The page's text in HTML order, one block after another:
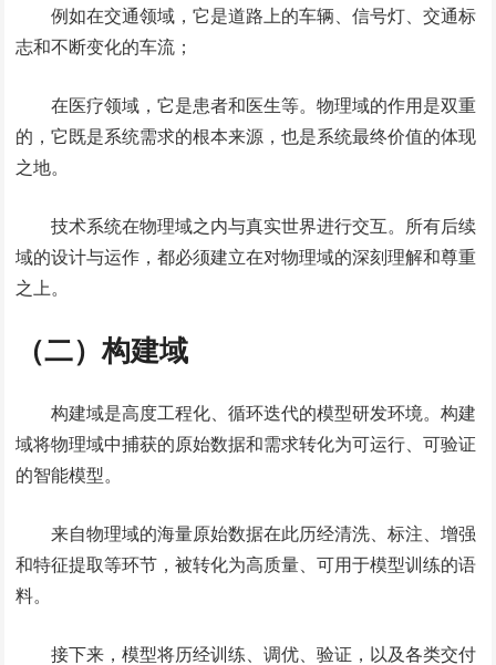
例如在交通领域，它是道路上的车辆、信号灯、交通标
志和不断变化的车流；
在医疗领域，它是患者和医生等。物理域的作用是双重
的，它既是系统需求的根本来源，也是系统最终价值的体现
之地。
技术系统在物理域之内与真实世界进行交互。所有后续
域的设计与运作，都必须建立在对物理域的深刻理解和尊重
之上。
（二）构建域
构建域是高度工程化、循环迭代的模型研发环境。构建
域将物理域中捕获的原始数据和需求转化为可运行、可验证
的智能模型。
来自物理域的海量原始数据在此历经清洗、标注、增强
和特征提取等环节，被转化为高质量、可用于模型训练的语
料。
接下来，模型将历经训练、调优、验证，以及各类交付